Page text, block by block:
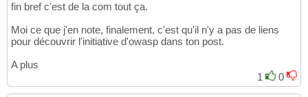
fin bref c'est de la com tout ça.
Moi ce que j'en note, finalement, c'est qu'il n'y a pas de liens
pour découvrir l'initiative d'owasp dans ton post.
A plus
1
0